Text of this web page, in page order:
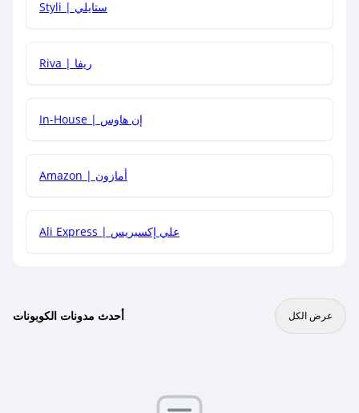
هل يمكنني جمع كود خصم مع العروض الأخرى؟
Styli | ستايلي
Riva | ريفا
In-House | إن هاوس
Amazon | أمازون
Ali Express | علي إكسبريس
أحدث مدونات الكوبونات عرض الكل